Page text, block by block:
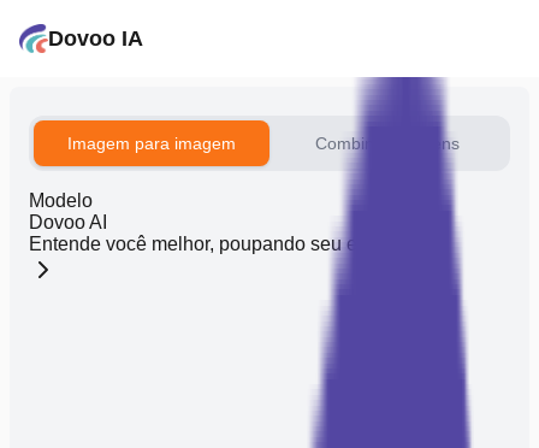
Dovoo IA
Imagem para imagem Combinar imagens
Modelo
Dovoo AI
Entende você melhor, poupando seu esforço.